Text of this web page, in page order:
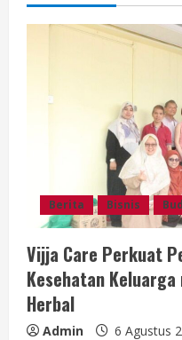
u
n
g
Berita Bisnis
Vijja Care Perkuat
Kesehatan Keluarga
Herbal
Admin 6 Agustus